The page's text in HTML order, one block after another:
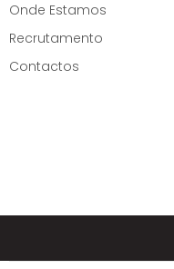
Onde Estamos
Recrutamento
Contactos